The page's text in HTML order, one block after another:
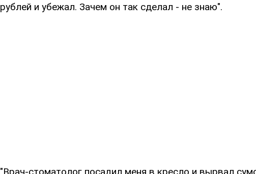
рублей и убежал. Зачем он так сделал - не знаю".